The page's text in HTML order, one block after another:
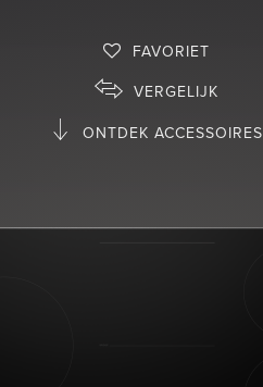
FAVORIET
VERGELIJK
ONTDEK ACCESSOIRES